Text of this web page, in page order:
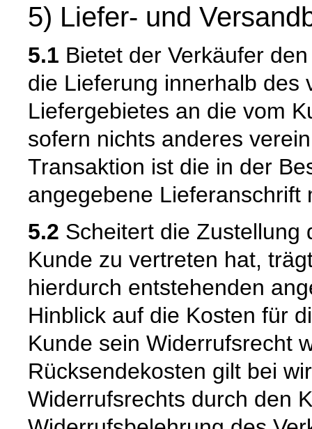
5) Liefer- und
5.1 Bietet der Verkäufer
die Lieferung innerhalb des
Liefergebietes an die vom
sofern nichts anderes
Transaktion ist die in der
angegebene Lieferanschrift
5.2 Scheitert die Zustellung
Kunde zu vertreten hat,
hierdurch entstehenden
Hinblick auf die Kosten für
Kunde sein Widerrufsrecht
Rücksendekosten gilt bei
Widerrufsrechts durch den